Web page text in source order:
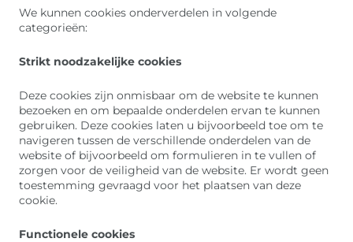
We kunnen cookies onderverdelen in volgende
categorieën:
Strikt noodzakelijke cookies
Deze cookies zijn onmisbaar om de website te kunnen
bezoeken en om bepaalde onderdelen ervan te kunnen
gebruiken. Deze cookies laten u bijvoorbeeld toe om te
navigeren tussen de verschillende onderdelen van de
website of bijvoorbeeld om formulieren in te vullen of
zorgen voor de veiligheid van de website. Er wordt geen
toestemming gevraagd voor het plaatsen van deze
cookie.
Functionele cookies